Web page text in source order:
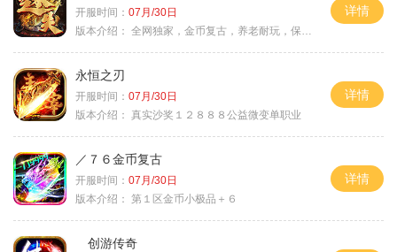
开服时间： 07月/30日
版本介绍： 全网独家，金币复古，养老耐玩，保底回収
详情
永恒之刃
开服时间： 07月/30日
版本介绍： 真实沙奖１２８８８公益微变单职业
详情
／７６金币复古
开服时间： 07月/30日
版本介绍： 第１区金币小极品＋６
详情
创游传奇